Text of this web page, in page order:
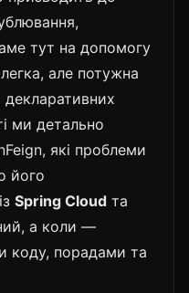
тут на допомогу
але потужна
декларативних
ми детально
які проблеми
його
Spring Cloud та
а коли —
коду, порадами та